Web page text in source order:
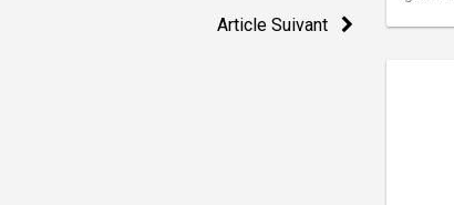
Article Suivant